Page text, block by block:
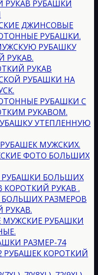
РУБАШКИ
ДЖИНСОВЫЕ
РУБАШКИ.
РУБАШКУ
РУКАВ.
РУКАВ
РУБАШКИ НА
РУБАШКИ С
РУКАВОМ.
УТЕПЛЕННУЮ
МУЖСКИХ.
ФОТО БОЛЬШИХ
БОЛЬШИХ
КОРОТКИЙ РУКАВ .
РАЗМЕРОВ
РУБАШКИ
РАЗМЕР-74
РУБАШЕК КОРОТКИЙ